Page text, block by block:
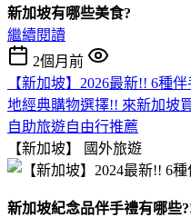
新加坡有哪些美食?
繼續閱讀
2個月前
【新加坡】2026最新!! 6種
地經典購物選擇!! 來新加坡
自助旅遊自由行推薦
【新加坡】
國外旅遊
新加坡紀念品伴手禮有哪些